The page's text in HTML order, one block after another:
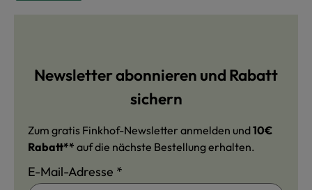
Newsletter abonnieren und Rabatt
sichern
Zum gratis Finkhof-Newsletter anmelden und10€
Rabatt** auf die nächste Bestellung erhalten.
E-Mail-Adresse *